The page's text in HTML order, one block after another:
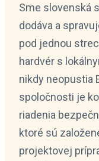
Sme slovenská
dodáva a
pod jednou
hardvér s
nikdy neopustia
spoločnosti je
riadenia
ktoré sú
projektovej